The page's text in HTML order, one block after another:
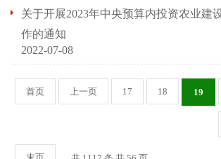
关于开展2023年中央预算内投资农业建
作的通知
2022-07-08
首页 上一页 17 18 19